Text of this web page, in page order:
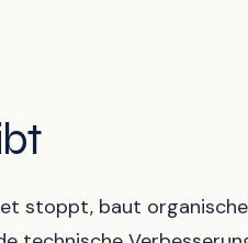
stoppt, baut